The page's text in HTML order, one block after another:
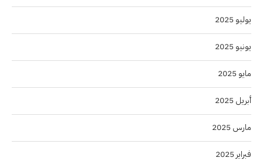
يوليو 2025
يونيو 2025
مايو 2025
أبريل 2025
مارس 2025
فبراير 2025